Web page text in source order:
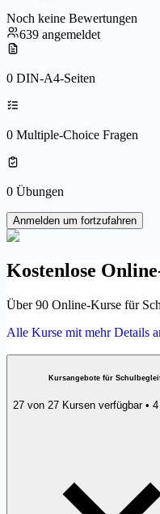
Noch keine Bewertungen
639 angemeldet
0 DIN-A4-Seiten
0 Multiple-Choice Fragen
0 Übungen
Anmelden um fortzufahren
Kostenlose
Über 90 Online-Kurse für
Alle Kurse mit mehr Details
Kursangebote für
27 von 27 Kursen verfügbar •